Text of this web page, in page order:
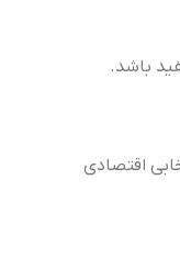
باشد.
اقتصادی